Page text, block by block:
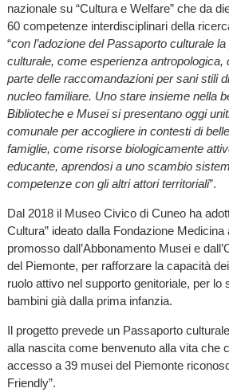
nazionale su “Cultura e Welfare” che da
60 competenze interdisciplinari della
“con l’adozione del Passaporto culturale
culturale, come esperienza antropologica,
parte delle raccomandazioni per sani stili
nucleo familiare. Uno stare insieme nella
Biblioteche e Musei si presentano oggi
comunale per accogliere in contesti di
famiglie, come risorse biologicamente
educante, aprendosi a uno scambio
competenze con gli altri attori territoriali”.
Dal 2018 il Museo Civico di Cuneo ha
Cultura” ideato dalla Fondazione
promosso dall’Abbonamento Musei e
del Piemonte, per rafforzare la capacità
ruolo attivo nel supporto genitoriale, per lo
bambini già dalla prima infanzia.
Il progetto prevede un Passaporto
alla nascita come benvenuto alla vita che
accesso a 39 musei del Piemonte
Friendly”.